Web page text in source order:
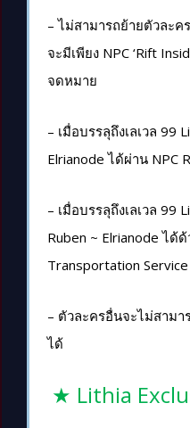
– ไม่สามารถย้ายตัวละค
จะมีเพียง NPC ‘Rift
จดหมาย
– เมื่อบรรลุถึงเลเวล 99
Elrianode ได้ผ่าน NPC
– เมื่อบรรลุถึงเลเวล 99
Ruben ~ Elrianode ได้
Transportation Service
– ตัวละครอื่นจะไม่สามา
ได้
★ Lithia